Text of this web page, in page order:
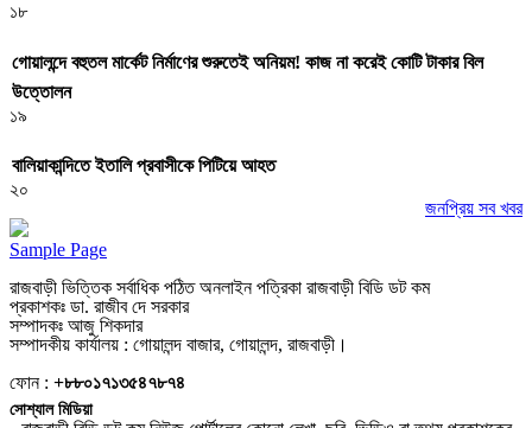
১৮
গোয়ালন্দে বহুতল মার্কেট নির্মাণের শুরুতেই অনিয়ম! কাজ না করেই কোটি টাকার বিল
উত্তোলন
১৯
বালিয়াকান্দিতে ইতালি প্রবাসীকে পিটিয়ে আহত
২০
জনপ্রিয় সব খবর
Sample Page
রাজবাড়ী ভিত্তিক সর্বাধিক পঠিত অনলাইন পত্রিকা রাজবাড়ী বিডি ডট কম
প্রকাশকঃ ডা. রাজীব দে সরকার
সম্পাদকঃ আজু শিকদার
সম্পাদকীয় কার্যালয় : গোয়ালন্দ বাজার, গোয়ালন্দ, রাজবাড়ী।
ফোন : +৮৮০১৭১৩৫৪৭৮৭৪
সোশ্যাল মিডিয়া